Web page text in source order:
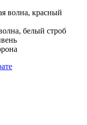
волна, красный
белый строб